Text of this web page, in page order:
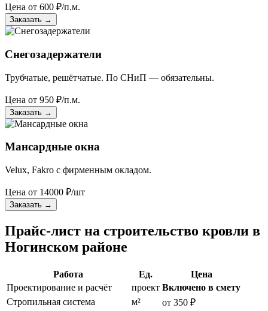
Цена от 600 ₽/п.м.
Заказать →
Снегозадержатели
Трубчатые, решётчатые. По СНиП — обязательны.
Цена от 950 ₽/п.м.
Заказать →
Мансардные окна
Velux, Fakro с фирменным окладом.
Цена от 14000 ₽/шт
Заказать →
Прайс-лист на строительство кровли в
Ногинском районе
Работа Ед.
Цена
Проектирование и расчёт
проект Включено в смету
Стропильная система
м²
от 350 ₽